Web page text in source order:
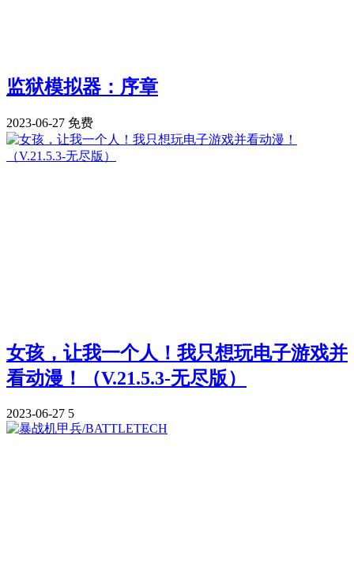
监狱模拟器：序章
2023-06-27 免费
女孩，让我一个人！我只想玩电子游戏并
看动漫！（V.21.5.3-无尽版）
2023-06-27 5